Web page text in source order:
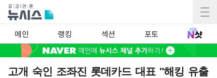
메인 랭킹 섹션 포토
고개 숙인 조좌진 롯데카드 대표 "해킹 유출